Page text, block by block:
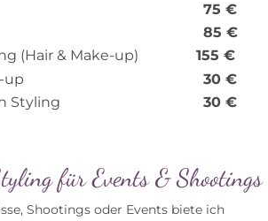
75 €
85 €
(Hair & Make-up)
155 €
up
30 €
Styling
30 €
für Events & Shootings
Shootings oder Events biete ich